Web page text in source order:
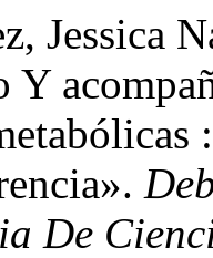
Jessica
Y
De